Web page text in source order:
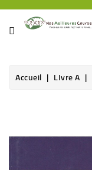
CATÉGORIE
ÉPICERIE
&
BOISSON
Accueil LIvre A